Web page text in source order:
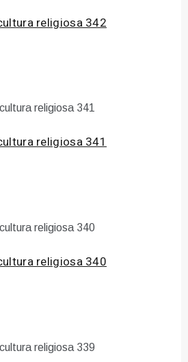
religiosa 342
religiosa 341
religiosa 340